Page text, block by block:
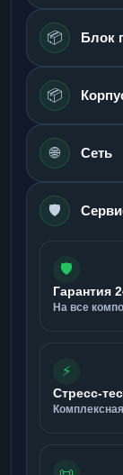
📦 Блок
📦
🌐 Сеть
🛡️
🛡️
Гарантия
На все
⚡
Стресс-